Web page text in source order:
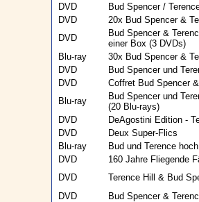
DVD
Bud Spencer /
DVD
20x Bud Spencer &
DVD
Bud Spencer &
einer Box (3 DVDs)
Blu-ray
30x Bud Spencer &
DVD
Bud Spencer und
DVD
Coffret Bud Spencer
Blu-ray
Bud Spencer und
(20 Blu-rays)
DVD
DeAgostini Edition -
DVD
Deux Super-Flics
Blu-ray
Bud und Terence
DVD
160 Jahre Fliegende
DVD
Terence Hill & Bud
DVD
Bud Spencer &